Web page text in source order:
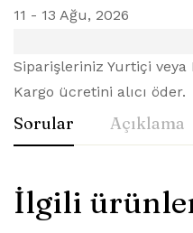
11 - 13 Ağu, 2026
Siparişleriniz Yurtiçi veya
Kargo ücretini alıcı öder.
Sorular Açıklama
İlgili